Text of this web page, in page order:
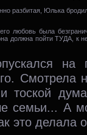
разбитая, Юлька
любовь была
должна пойти ТУДА, к
Смотрела
тоской
семьи... А
это делала